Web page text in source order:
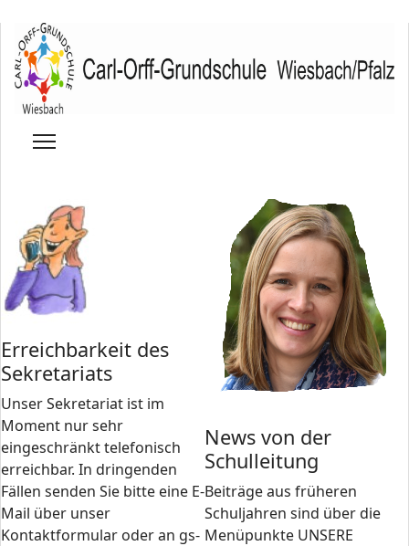
Erreichbarkeit des
Sekretariats
Unser Sekretariat ist im
Moment nur sehr
eingeschränkt telefonisch
erreichbar. In dringenden
Fällen senden Sie bitte eine E-
Mail über unser
Kontaktformular oder an gs-
News von der
Schulleitung
Beiträge aus früheren
Schuljahren sind über die
Menüpunkte UNSERE